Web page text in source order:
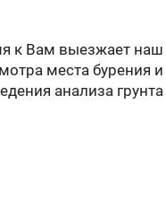
к Вам выезжает наш
места бурения и
анализа грунта